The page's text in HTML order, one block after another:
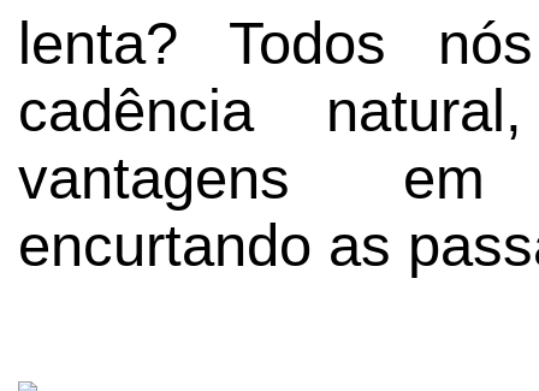
lenta? Todos
cadência
vantagens em
encurtando as